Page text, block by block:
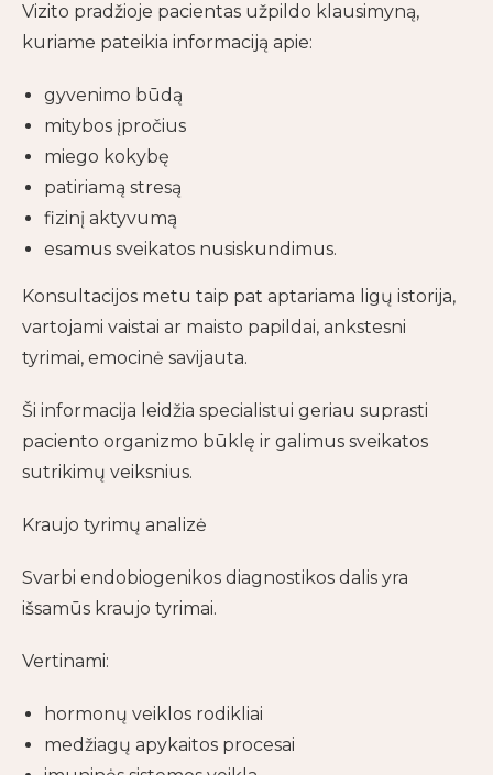
Vizito pradžioje pacientas užpildo klausimyną,
kuriame pateikia informaciją apie:
gyvenimo būdą
mitybos įpročius
miego kokybę
patiriamą stresą
fizinį aktyvumą
esamus sveikatos nusiskundimus.
Konsultacijos metu taip pat aptariama ligų istorija,
vartojami vaistai ar maisto papildai, ankstesni
tyrimai, emocinė savijauta.
Ši informacija leidžia specialistui geriau suprasti
paciento organizmo būklę ir galimus sveikatos
sutrikimų veiksnius.
Kraujo tyrimų analizė
Svarbi endobiogenikos diagnostikos dalis yra
išsamūs kraujo tyrimai.
Vertinami:
hormonų veiklos rodikliai
medžiagų apykaitos procesai